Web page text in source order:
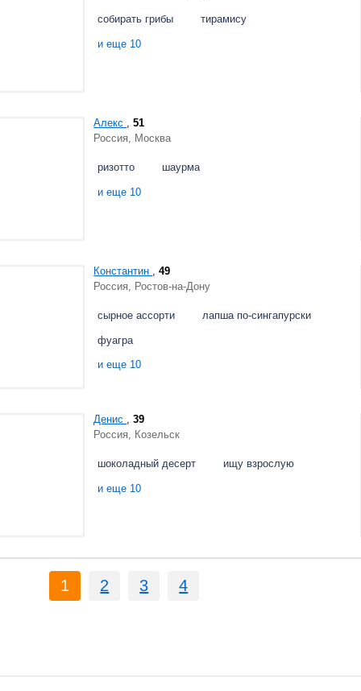
собирать грибы тирамису
и еще 10
Алекс ,51
Россия, Москва
ризотто шаурма
и еще 10
Константин ,49
Россия, Ростов-на-Дону
сырное ассорти лапша по-сингапурски
фуагра
и еще 10
Денис ,39
Россия, Козельск
шоколадный десерт ищу взрослую
и еще 10
1 2 3 4